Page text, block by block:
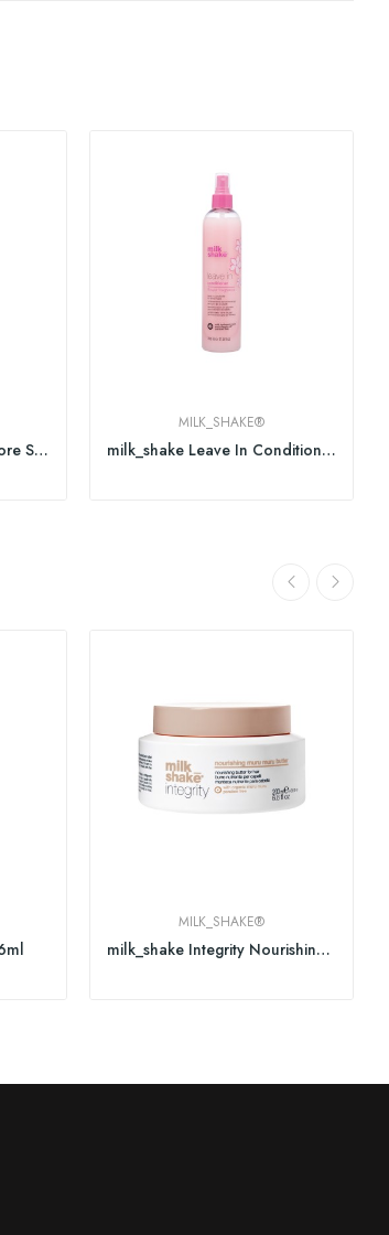
milk_shake Moisture & More Shampoo
MILK_SHAKE®
milk_shake Leave In Conditioner Flower Fragrance
MILK_SHAKE®
milk_shake Integrity Nourishing Muru Muru...